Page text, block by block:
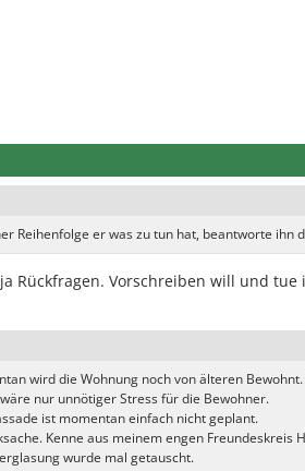
Reihenfolge er was zu tun hat, beantworte ihn
Rückfragen. Vorschreiben will und tue
wird die Wohnung noch von älteren
nur unnötiger Stress für die Bewohner.
ist momentan einfach nicht geplant.
Kenne aus meinem engen Freundeskreis
wurde mal getauscht.